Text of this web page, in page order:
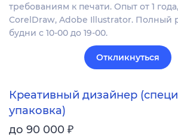
требованиям к печати. Опыт от 1
CorelDraw, Adobe Illustrator. Полный
будни с 10-00 до 19-00.
Откликнуться
Креативный дизайнер
упаковка)
до 90 000 ₽